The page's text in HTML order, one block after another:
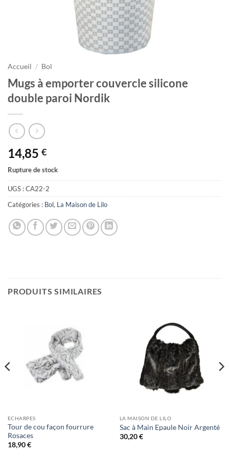
Accueil / Bol
Mugs à emporter couvercle silicone
double paroi Nordik
14,85 €
Rupture de stock
UGS :CA22-2
Catégories : Bol, La Maison de Lilo
PRODUITS SIMILAIRES
ECHARPES
Tour de cou façon fourrure
Rosaces
18,90€
LA MAISON DE LILO
Sac à Main Epaule Noir Argenté
30,20€